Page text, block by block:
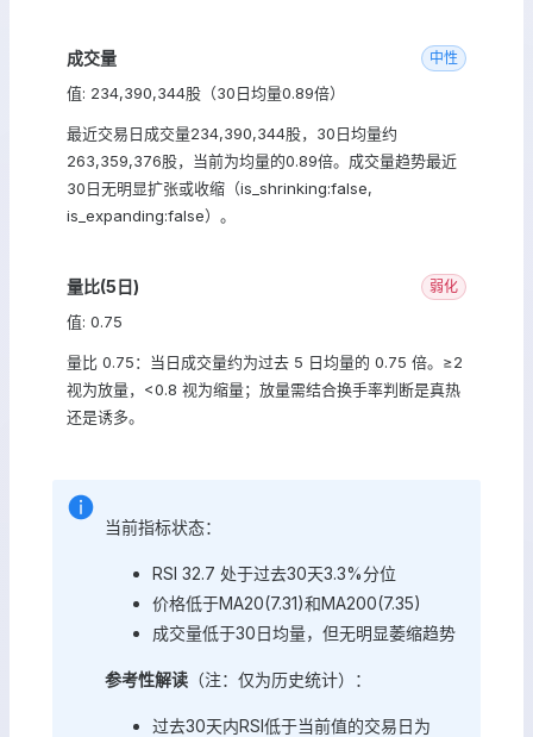
成交量 中性
值: 234,390,344股（30日均量0.89倍）
最近交易日成交量234,390,344股，30日均量约
263,359,376股，当前为均量的0.89倍。成交量趋势最近
30日无明显扩张或收缩（is_shrinking:false,
is_expanding:false）。
量比(5日) 弱化
值: 0.75
量比 0.75：当日成交量约为过去 5 日均量的 0.75 倍。≥2
视为放量，<0.8 视为缩量；放量需结合换手率判断是真热
还是诱多。
当前指标状态：
RSI 32.7 处于过去30天3.3%分位
价格低于MA20(7.31)和MA200(7.35)
成交量低于30日均量，但无明显萎缩趋势
参考性解读 （注：仅为历史统计）：
过去30天内RSI低于当前值的交易日为